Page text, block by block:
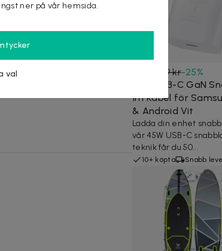
199 kr-25%
45W USB-C GaN
1m Kabel för
& Android Vit
Ladda din enhet
vår 45W USB-C
teknik får du 50...
10+ köpta Snabb
ner på vår hemsida.
val